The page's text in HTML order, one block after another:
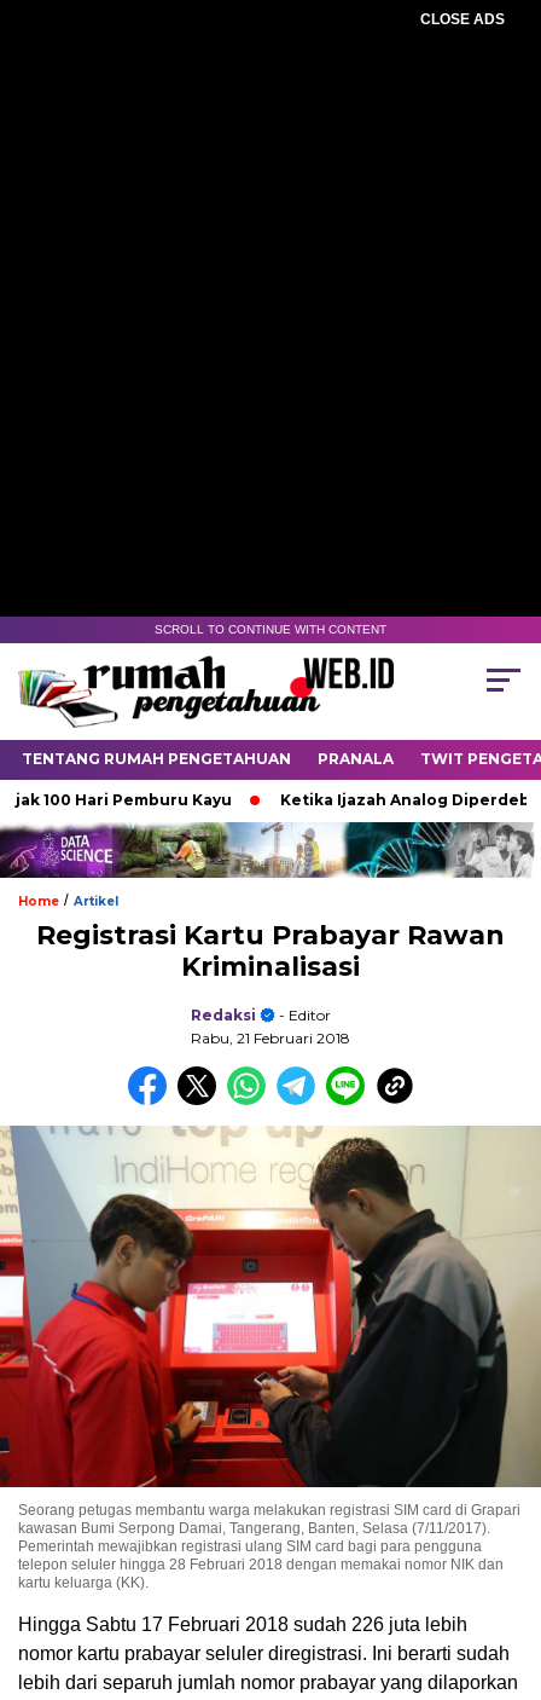
CLOSE ADS
SCROLL TO CONTINUE WITH CONTENT
TENTANG RUMAH PENGETAHUAN PRANALA TWIT
100 Hari Pemburu Kayu Ketika Ijazah Analog
Home / Artikel
Registrasi Kartu Prabayar Rawan
Kriminalisasi
Redaksi
- Editor
Rabu, 21 Februari 2018
Seorang petugas membantu warga melakukan registrasi SIM card di Grapari
kawasan Bumi Serpong Damai, Tangerang, Banten, Selasa (7/11/2017).
Pemerintah mewajibkan registrasi ulang SIM card bagi para pengguna
telepon seluler hingga 28 Februari 2018 dengan memakai nomor NIK dan
kartu keluarga (KK).
Hingga Sabtu 17 Februari 2018 sudah 226 juta lebih
nomor kartu prabayar seluler diregistrasi. Ini berarti sudah
lebih dari separuh jumlah nomor prabayar yang dilaporkan